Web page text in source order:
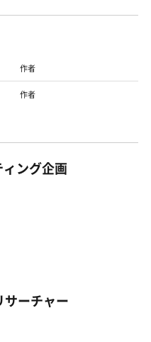
作者
作者
ィング企画
サーチャー